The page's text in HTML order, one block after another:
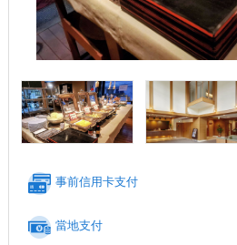
事前信用卡支付
當地支付